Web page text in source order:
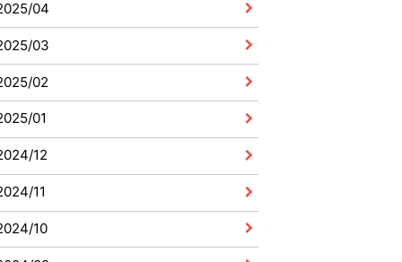
04
03
02
01
12
11
10